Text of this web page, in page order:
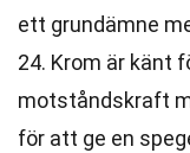
ett grundämne
24. Krom är känt
motståndskraft
för att ge en